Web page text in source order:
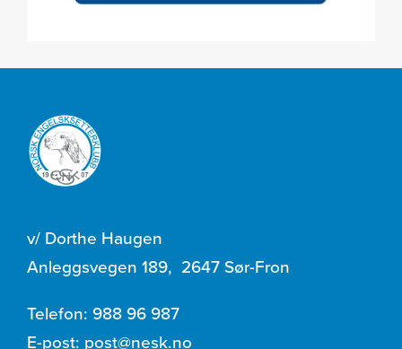
v/ Dorthe Haugen
Anleggsvegen 189, 2647 Sør-Fron
Telefon: 988 96 987
E-post: post@nesk.no